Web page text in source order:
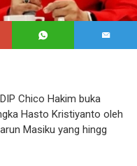
Chico Hakim buka
Hasto Kristiyanto oleh
Masiku yang hingg